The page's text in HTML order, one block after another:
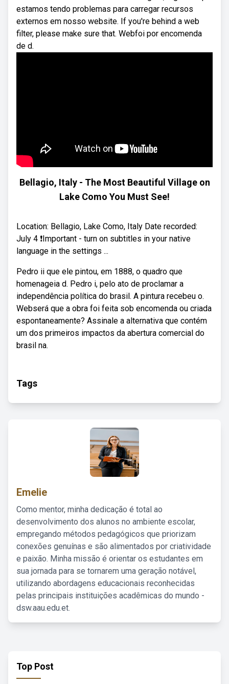
estamos tendo problemas para carregar recursos
externos em nosso website. If you're behind a web
filter, please make sure that. Webfoi por encomenda
de d.
Bellagio, Italy - The Most Beautiful Village on
Lake Como You Must See!
Location: Bellagio, Lake Como, Italy Date recorded:
July 4 ❗Important - turn on subtitles in your native
language in the settings ...
Pedro ii que ele pintou, em 1888, o quadro que
homenageia d. Pedro i, pelo ato de proclamar a
independência política do brasil. A pintura recebeu o.
Webserá que a obra foi feita sob encomenda ou criada
espontaneamente? Assinale a alternativa que contém
um dos primeiros impactos da abertura comercial do
brasil na.
Tags
Emelie
Como mentor, minha dedicação é total ao
desenvolvimento dos alunos no ambiente escolar,
empregando métodos pedagógicos que priorizam
conexões genuínas e são alimentados por criatividade
e paixão. Minha missão é orientar os estudantes em
sua jornada para se tornarem uma geração notável,
utilizando abordagens educacionais reconhecidas
pelas principais instituições acadêmicas do mundo -
dsw.aau.edu.et.
Top Post